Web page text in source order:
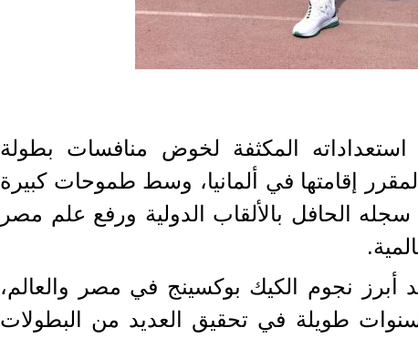
المكثفة لخوض منافسات بطولة
إقامتها في ألمانيا، وسط طموحات كبيرة
سجله الحافل بالألقاب الدولية ورفع علم مصر
أبرز نجوم الكيك بوكسينج في مصر والعالم،
طويلة في تحقيق العديد من البطولات